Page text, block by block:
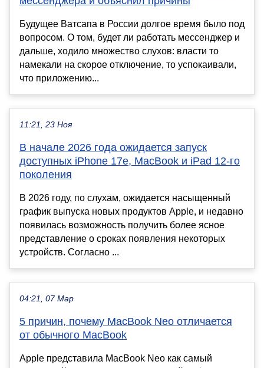
Будущее Ватсапа в России долгое время было под
вопросом. О том, будет ли работать мессенджер и
дальше, ходило множество слухов: власти то
намекали на скорое отключение, то успокаивали,
что приложению...
11:21, 23 Ноя
В начале 2026 года ожидается запуск
доступных iPhone 17e, MacBook и iPad 12-го
поколения
В 2026 году, по слухам, ожидается насыщенный
график выпуска новых продуктов Apple, и недавно
появилась возможность получить более ясное
представление о сроках появления некоторых
устройств. Согласно ...
04:21, 07 Мар
5 причин, почему MacBook Neo отличается
от обычного MacBook
Apple представила MacBook Neo как самый